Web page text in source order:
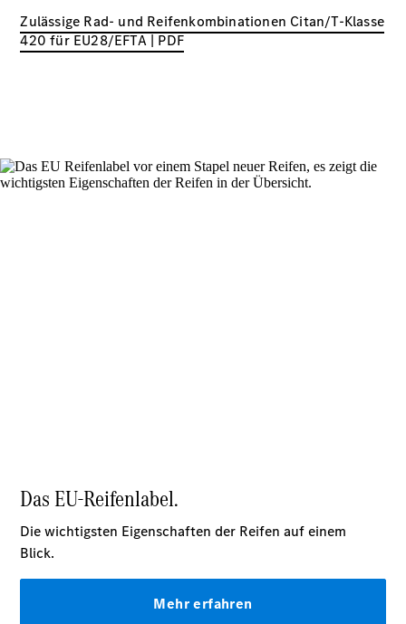
Transporter-
Service
Services
Elektrofahrzeug-
Service
Betreuung
Zulässige Rad- und Reifenkombinationen Citan/T-Klasse
420 für EU28/EFTA | PDF